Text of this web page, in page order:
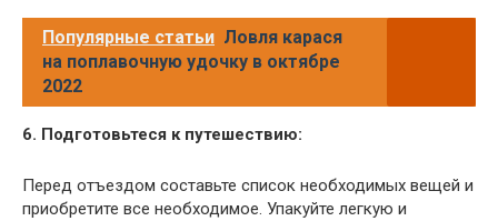
Популярные статьи Ловля карася
на поплавочную удочку в октябре
2022
6. Подготовьтеся к путешествию:
Перед отъездом составьте список необходимых вещей и
приобретите все необходимое. Упакуйте легкую и